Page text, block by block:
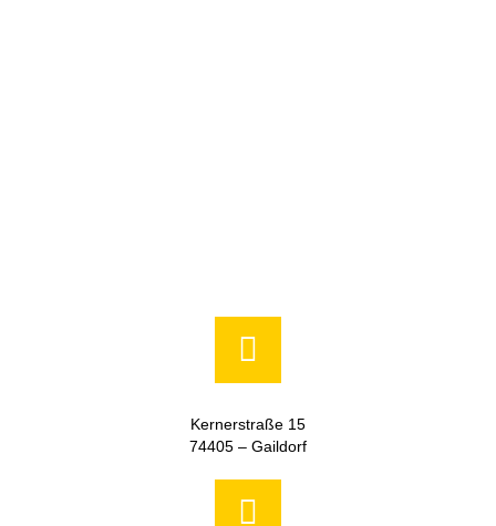
Kernerstraße 15
74405 – Gaildorf